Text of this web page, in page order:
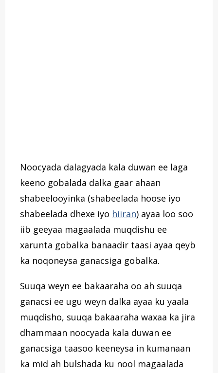
Noocyada dalagyada kala duwan ee laga
keeno gobalada dalka gaar ahaan
shabeelooyinka (shabeelada hoose iyo
shabeelada dhexe iyo hiiran) ayaa loo soo
iib geeyaa magaalada muqdishu ee
xarunta gobalka banaadir taasi ayaa qeyb
ka noqoneysa ganacsiga gobalka.
Suuqa weyn ee bakaaraha oo ah suuqa
ganacsi ee ugu weyn dalka ayaa ku yaala
muqdisho, suuqa bakaaraha waxaa ka jira
dhammaan noocyada kala duwan ee
ganacsiga taasoo keeneysa in kumanaan
ka mid ah bulshada ku nool magaalada